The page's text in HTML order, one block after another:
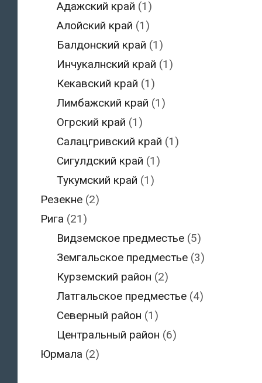
Адажский край (1)
Алойский край (1)
Балдонский край (1)
Инчукалнский край (1)
Кекавский край (1)
Лимбажский край (1)
Огрский край (1)
Салацгривский край (1)
Сигулдский край (1)
Тукумский край (1)
Резекне(2)
Рига (21)
Видземское предместье (5)
Земгальское предместье (3)
Курземский район (2)
Латгальское предместье (4)
Северный район (1)
Центральный район (6)
Юрмала (2)